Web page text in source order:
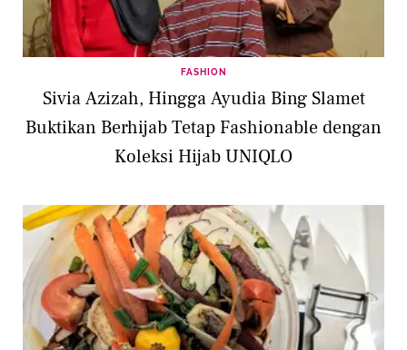
FASHION
Sivia Azizah, Hingga Ayudia Bing Slamet
Buktikan Berhijab Tetap Fashionable dengan
Koleksi Hijab UNIQLO